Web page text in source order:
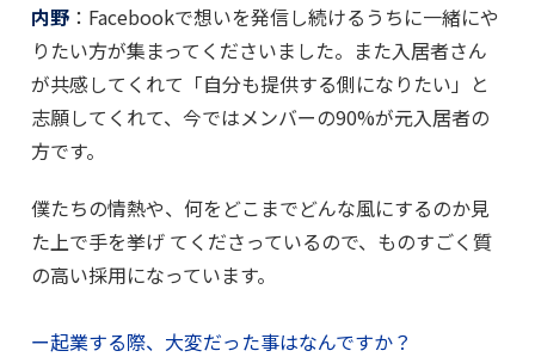
内野 ：Facebookで想いを発信し続けるうちに一緒にや
りたい方が集まってくださいました。また入居者さん
が共感してくれて「自分も提供する側になりたい」と
志願してくれて、今ではメンバーの90%が元入居者の
方です。
僕たちの情熱や、何をどこまでどんな風にするのか見
た上で手を挙げ てくださっているので、ものすごく質
の高い採用になっています。
ー起業する際、大変だった事はなんですか？